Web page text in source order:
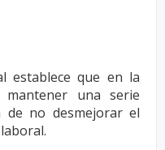
establece que en la
una serie
no desmejorar el